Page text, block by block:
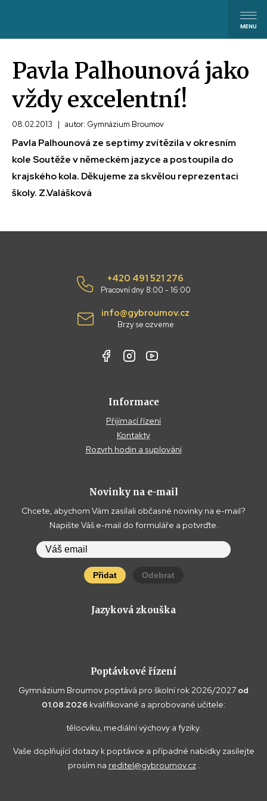
Pavla Palhounová jako
vždy excelentní!
08.02.2013 | autor: Gymnázium Broumov
Pavla Palhounová ze septimy zvítězila v okresním
kole Soutěže v německém jazyce a postoupila do
krajského kola. Děkujeme za skvělou reprezentaci
školy. Z.Valášková
+420 491 521 276
Pracovní dny 8:00 - 16:00
info@gybroumov.cz
Brzy se ozveme
Informace
Přijímací řízení
Kontakty
Rozvrh hodin a suplování
Novinky na e-mail
Chcete, abychom Vám zasílali občasné novinky na e-mail?
Napište Váš e-mail do formuláře a potvrďte.
Přidat Odebrat
Jazyková zkouška
Poptávkové řízení
Gymnázium Broumov poptává pro školní rok 2026/2027 od
01.08.2026 kvalifikované a aprobované učitele:
tělocviku, mediální výchovy a fyziky.
Vaše doplňující dotazy k poptávce a případné nabídky zasílejte
prosím na reditel@gybroumov.cz.